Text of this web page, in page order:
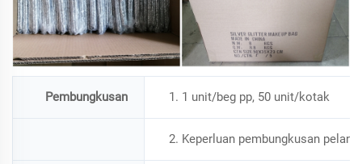
Pembungkusan 1. 1 unit/beg pp, 50 unit/kotak
2. Keperluan pembungkusan